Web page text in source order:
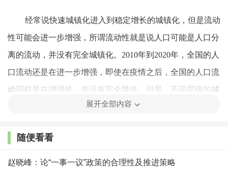
经常说快速城镇化进入到稳定增长的城镇化，但是流动
性可能会进一步增强，所谓流动性就是说人口可能是人口分
离的流动，并没有完全城镇化。2010年到2020年，全国的人
口流动还是在进一步增强，即使在疫情之后，全国的人口流
动同样是在增强的，并没有完全降低。但是，不同层级的城
市在流动的过程当中发挥着不一样的作用，可以初步判断，
说省内其他城市的流动，而在县域或县城里面就是就地城镇
化的流动，也是在增强的。在这种强度的流动中可以看出，
展开全部内容
随便看看
赵晓峰：论“一事一议”政策的合理性及推进策略